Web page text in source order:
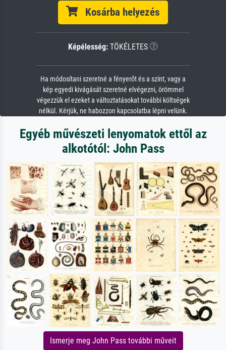
Kosárba helyezés
Képélesség: TÖKÉLETES
Ha módosítani szeretné a fényerőt és a színt, vagy a
kép egyedi kivágását szeretné elvégezni, örömmel
végezzük el ezeket a változtatásokat további költségek
nélkül. Kérjük, ne habozzon kapcsolatba lépni velünk.
Egyéb művészeti lenyomatok ettől az
alkotótól: John Pass
Ismerje meg John Pass további műveit